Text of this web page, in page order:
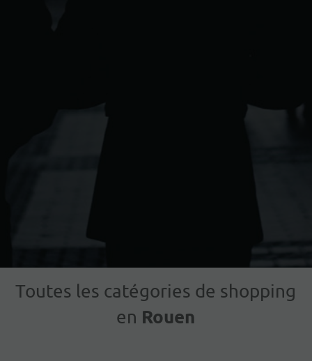
Toutes les catégories de shopping
en Rouen